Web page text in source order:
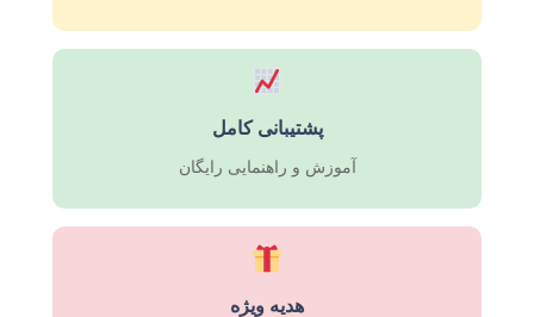
پشتیبانی کامل
آموزش و راهنمایی رایگان
هدیه ویژه